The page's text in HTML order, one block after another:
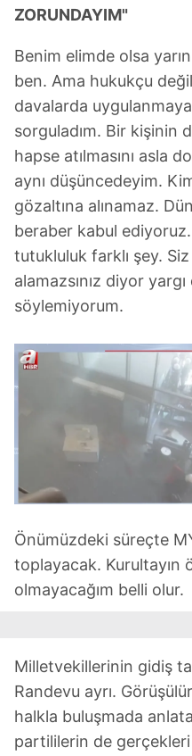
ZORUNDAYIM"
Benim elimde olsa
ben. Ama hukukçu
davalarda
sorguladım. Bir kişinin
hapse atılmasını asla
aynı düşüncedeyim.
gözaltına alınamaz.
beraber kabul
tutukluluk farklı şey.
alamazsınız diyor
söylemiyorum.
Önümüzdeki süreçte
toplayacak. Kurultayın
olmayacağım belli olur.
Milletvekillerinin gidiş
Randevu ayrı.
halkla buluşmada
partililerin de gerçekleri